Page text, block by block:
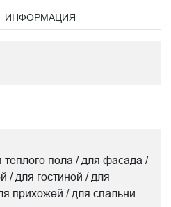
ИНФОРМАЦИЯ
теплого пола / для фасада /
/ для гостиной / для
прихожей / для спальни